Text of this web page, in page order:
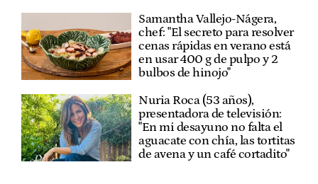
Samantha Vallejo-Nágera,
chef: "El secreto para resolver
cenas rápidas en verano está
en usar 400 g de pulpo y 2
bulbos de hinojo"
Nuria Roca (53 años),
presentadora de televisión:
"En mi desayuno no falta el
aguacate con chía, las tortitas
de avena y un café cortadito"